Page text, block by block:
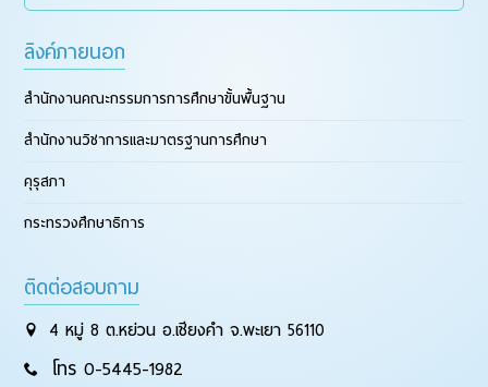
ลิงค์ภายนอก
สำนักงานคณะกรรมการการศึกษาขั้นพื้นฐาน
สำนักงานวิชาการและมาตรฐานการศึกษา
คุรุสภา
กระทรวงศึกษาธิการ
ติดต่อสอบถาม
4 หมู่ 8 ต.หย่วน อ.เชียงคำ จ.พะเยา 56110
โทร 0-5445-1982